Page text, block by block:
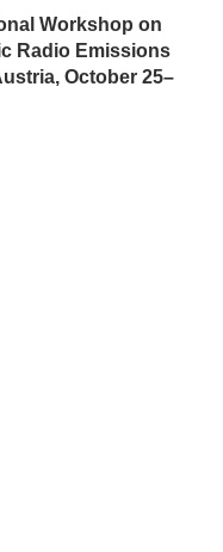
Workshop on
Radio Emissions
October 25–